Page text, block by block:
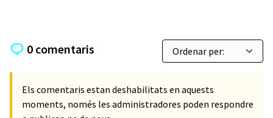
0 comentaris
Els comentaris estan deshabilitats en aquests
moments, només les administradores poden respondre